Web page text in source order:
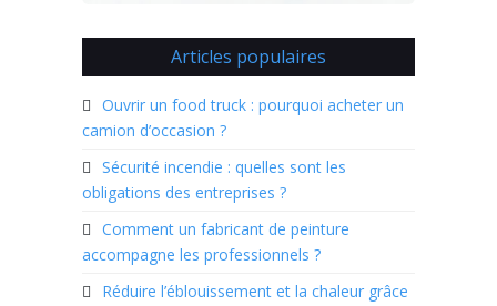
Articles populaires
Ouvrir un food truck : pourquoi acheter un
camion d’occasion ?
Sécurité incendie : quelles sont les
obligations des entreprises ?
Comment un fabricant de peinture
accompagne les professionnels ?
Réduire l’éblouissement et la chaleur grâce